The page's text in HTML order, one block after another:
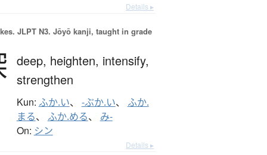
Details ▸
JLPT N3. Jōyō kanji, taught in grade
deep, heighten, intensify,
strengthen
Kun: ふか.い、 -ぶか.い、 ふか.
まる、 ふか.める、 み-
On: シン
Details ▸